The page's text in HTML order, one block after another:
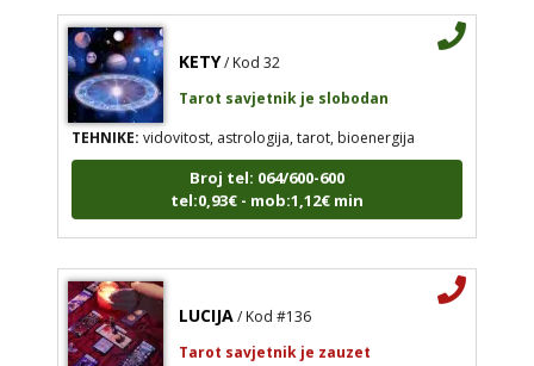
KETY / Kod 32
Tarot savjetnik je slobodan
TEHNIKE:vidovitost, astrologija, tarot, bioenergija
Broj tel: 064/600-600
tel:0,93€ - mob:1,12€ min
LUCIJA / Kod #136
Tarot savjetnik je zauzet